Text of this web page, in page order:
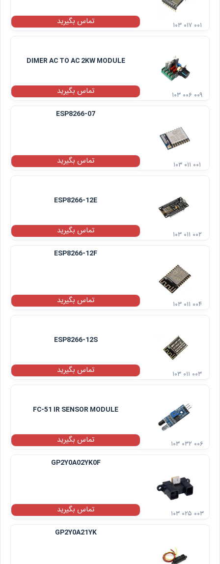
تماس بگیرید ۱۰۳ ۰۱۷ ۰۰۱
DIMER AC TO AC 2KW MODULE
تماس بگیرید
۱۰۳ ۰۰۶ ۰۰۹
ESP8266-07
تماس بگیرید ۱۰۳ ۰۱۱ ۰۰۱
ESP8266-12E
تماس بگیرید
۱۰۳ ۰۱۱ ۰۰۲
ESP8266-12F
تماس بگیرید ۱۰۳ ۰۱۱ ۰۰۴
ESP8266-12S
تماس بگیرید ۱۰۳ ۰۱۱ ۰۰۳
FC-51 IR SENSOR MODULE
تماس بگیرید
۱۰۳ ۰۳۲ ۰۰۶
GP2Y0A02YK0F
تماس بگیرید
۱۰۳ ۰۲۵ ۰۰۳
GP2Y0A21YK